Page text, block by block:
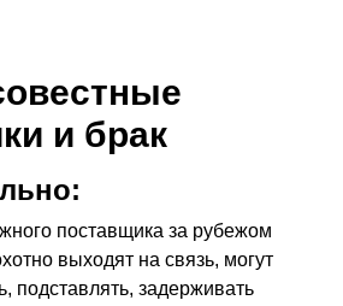
и брак
поставщика за рубежом
выходят на связь, могут
подставлять, задерживать